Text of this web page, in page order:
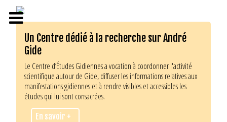
Un Centre dédié à la recherche sur André
Gide
Le Centre d’Études Gidiennes a vocation à coordonner l'activité
scientifique autour de Gide, diffuser les informations relatives aux
manifestations gidiennes et à rendre visibles et accessibles les
études qui lui sont consacrées.
En savoir +